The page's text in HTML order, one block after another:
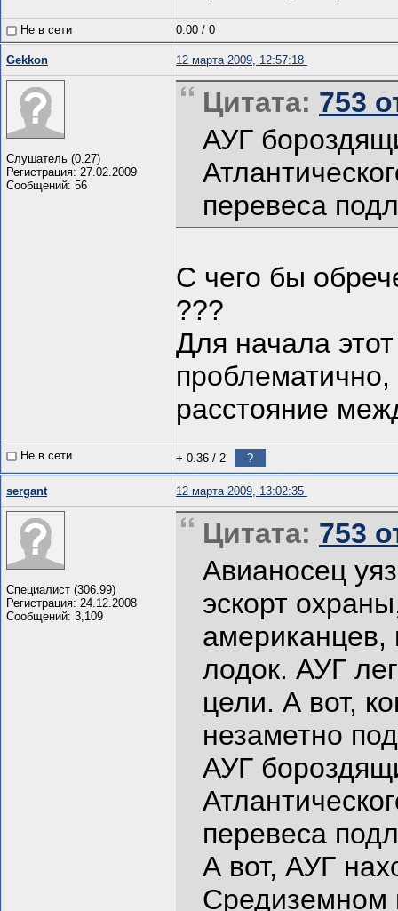
Не в сети 0.00 / 0
Gekkon 12 марта 2009, 12:57:18
Слушатель (0.27)
Регистрация: 27.02.2009
Сообщений: 56
Цитата: 753
АУГ
перевеса
С чего бы
???
Для начала
расстояние
Не в сети + 0.36 / 2 ?
sergant 12 марта 2009, 13:02:35
Специалист (306.99)
Регистрация: 24.12.2008
Сообщений: 3,109
Цитата: 753
Авианосец
эскорт
американцев,
лодок. АУГ
цели. А вот,
незаметно
АУГ
перевеса
А вот, АУГ
Средиземном